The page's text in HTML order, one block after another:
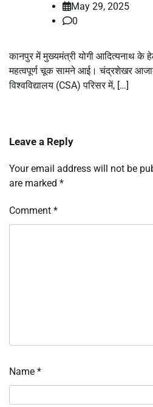
May 29, 2025
0
कानपुर में मुख्यमंत्री योगी आदित्यनाथ के
महत्वपूर्ण चूक सामने आई। चंद्रशेखर आजाद
विश्वविद्यालय (CSA) परिसर में, […]
Leave a Reply
Your email address will not be
are marked *
Comment *
Name *